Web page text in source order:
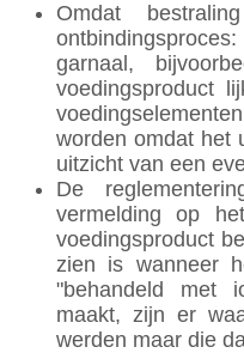
Omdat
garnaal,
voedingsproduct
worden omdat het
uitzicht van een
De
vermelding op
voedingsproduct
zien is wanneer
"behandeld met
maakt, zijn er
werden maar die